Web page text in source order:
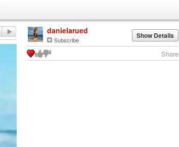
danielarued
Subscribe Show Details
Share